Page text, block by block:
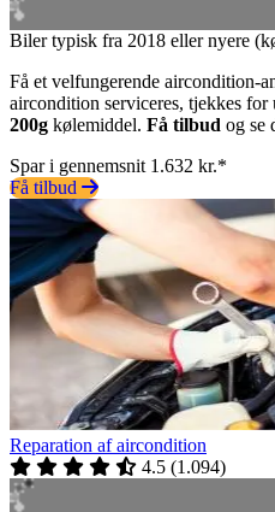
Biler typisk fra 2018 eller nyere
Få et velfungerende
aircondition serviceres, tjekkes
200g kølemiddel. Få tilbud og se
Spar i gennemsnit 1.632 kr.*
Få tilbud
Reparation af aircondition
4.5 (1.094)